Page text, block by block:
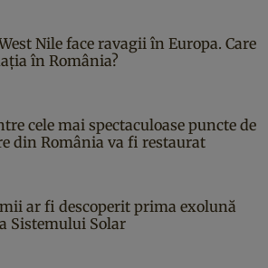
Nile face ravagii în Europa. Care
în România?
cele mai spectaculoase puncte de
din România va fi restaurat
ar fi descoperit prima exolună
Sistemului Solar